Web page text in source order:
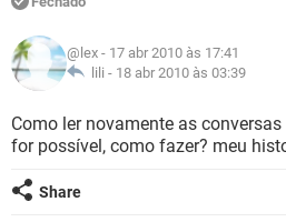
GUIA DE COMPRAS
INSTAGRAM
GUIA DE COMPRAS
CELULAR
OUTLOOK
INSTAGRAM
GUIA DE COMPRAS
JOGOS
CELULAR
INSTAGRAM
GUIA DE COMPRAS
GLOSSÁRIO
JOGOS
CELULAR
INSTAGRAM
@lex - 17 abr 2010 às 17:41
lili - 18 abr 2010 às 03:39
Como ler novamente as
for possível, como fazer? meu
Share